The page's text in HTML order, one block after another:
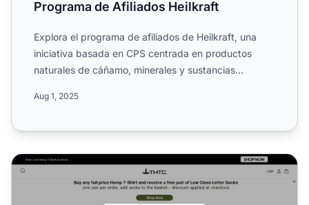
Programa de Afiliados Heilkraft
Explora el programa de afiliados de Heilkraft, una
iniciativa basada en CPS centrada en productos
naturales de cáñamo, minerales y sustancias
Aug 1, 2025
Programa de Afiliados de THTC